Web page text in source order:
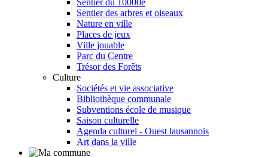
Sentier du 10000e
Sentier des arbres et oiseaux
Nature en ville
Places de jeux
Ville jouable
Parc du Centre
Trésor des Forêts
Culture
Sociétés et vie associative
Bibliothèque communale
Subventions école de musique
Saison culturelle
Agenda culturel - Ouest lausannois
Art dans la ville